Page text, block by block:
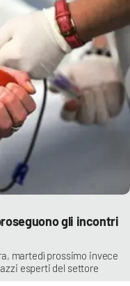
gli incontri
martedì prossimo invece
esperti del settore